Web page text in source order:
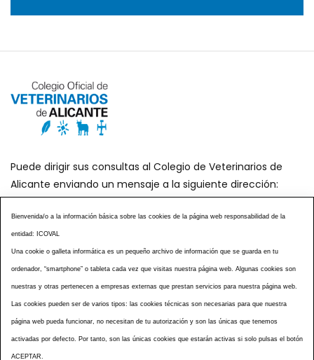
Puede dirigir sus consultas al Colegio de Veterinarios de
Alicante enviando un mensaje a la siguiente dirección:
secretaria@icoval.org
¿SABÍAS QUÉ?
TABLÓN ANUNCIOS
CURSOS Y EVENTOS
TÉRMINOS Y CONDICIONES
ESPECIAL COVID 19
HISTORIA DE LA PROFESIÓN VETERINARIA ALICANTINA
NOTICIAS
Bienvenida/o a la información básica sobre las cookies de la página web responsabilidad de la
entidad: ICOVAL
Una cookie o galleta informática es un pequeño archivo de información que se guarda en tu
ordenador, “smartphone” o tableta cada vez que visitas nuestra página web. Algunas cookies son
nuestras y otras pertenecen a empresas externas que prestan servicios para nuestra página web.
Las cookies pueden ser de varios tipos: las cookies técnicas son necesarias para que nuestra
página web pueda funcionar, no necesitan de tu autorización y son las únicas que tenemos
activadas por defecto. Por tanto, son las únicas cookies que estarán activas si solo pulsas el botón
ACEPTAR.